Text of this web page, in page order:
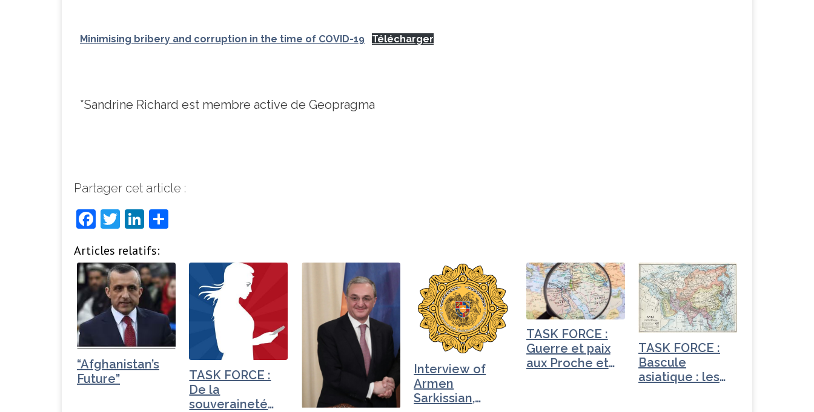
Minimising bribery and corruption in the time of COVID-19 Télécharger
*Sandrine Richard est membre active de Geopragma
Partager cet article :
F
c
e
b
o
k
T
it
t
e
r
Li
k
e
dI
n
ta
g
e
r
Articles relatifs:
“Afghanistan’s
Future”
TASK FORCE :
De la
souveraineté
Interview of
Armen
Sarkissian,
TASK FORCE :
Guerre et paix
aux Proche et
TASK FORCE :
Bascule
asiatique : les